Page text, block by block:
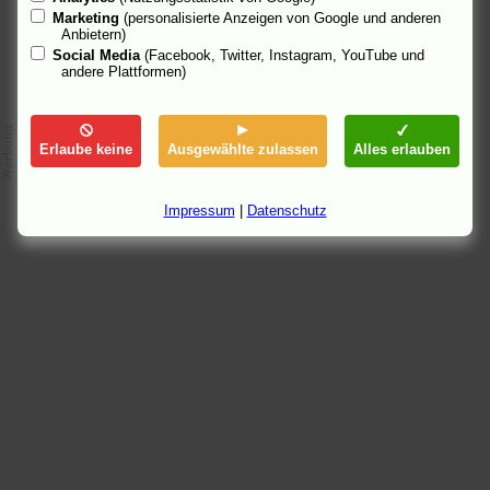
Marketing (personalisierte Anzeigen von Google und anderen
Anbietern)
Social Media (Facebook, Twitter, Instagram, YouTube und
andere Plattformen)
Erlaube keine Ausgewählte zulassen Alles erlauben
Impressum Datenschutz